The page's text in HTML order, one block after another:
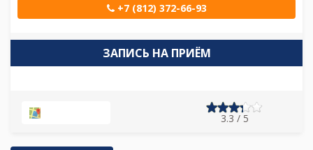
+7 (812) 372-66-93
ЗАПИСЬ НА ПРИЁМ
3.3 / 5